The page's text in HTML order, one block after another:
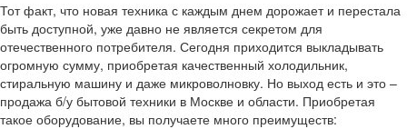
Тот факт, что новая техника с каждым днем дорожает и перестала
быть доступной, уже давно не является секретом для
отечественного потребителя. Сегодня приходится выкладывать
огромную сумму, приобретая качественный холодильник,
стиральную машину и даже микроволновку. Но выход есть и это –
продажа б/у бытовой техники в Москве и области. Приобретая
такое оборудование, вы получаете много преимуществ: